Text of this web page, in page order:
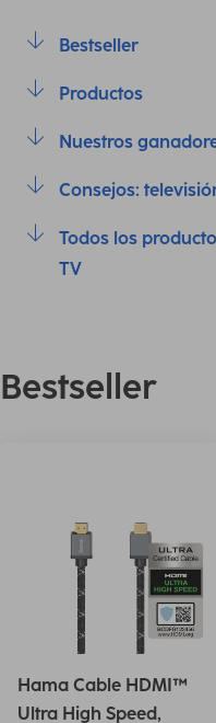
Bestseller
Productos
Nuestros
Consejos:
Todos los
TV
Bestseller
Hama Cable HDMI™
Ultra High Speed,